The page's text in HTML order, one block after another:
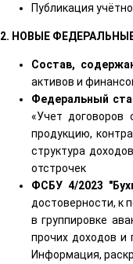
Публикация
2. НОВЫЕ
Состав,
активов и
Федеральный
«Учет договоров
продукцию,
структура
отстрочек
ФСБУ 4/2023
достоверности, к
в группировке
прочих доходов и
Информация,